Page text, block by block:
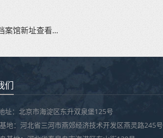
案馆新址查看...
们
址：北京市海淀区东升双泉堡125号
地：河北省三河市燕郊经济技术开发区燕灵路245号